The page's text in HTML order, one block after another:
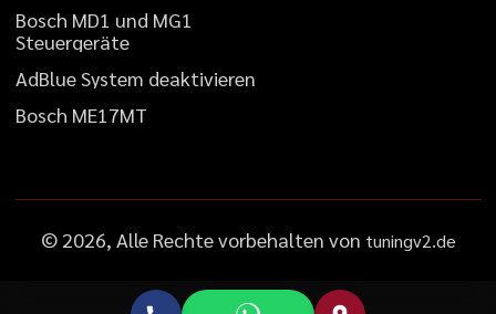
Bosch MD1 und MG1
Steuergeräte
AdBlueSystem deaktivieren
Bosch ME17MT
© 2026, Alle Rechte vorbehalten von tuningv2.de